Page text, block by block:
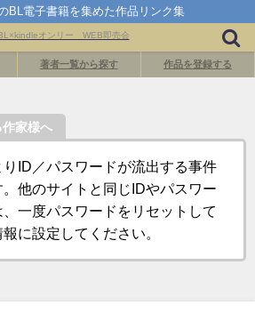
BL電子書籍を集めた作品リンク集
著者一覧から探す 作品を登録する
家様へ
ID／パスワードが流出する事件
他のサイトと同じIDやパスワー
、一度パスワードをリセットして
に設定してください。